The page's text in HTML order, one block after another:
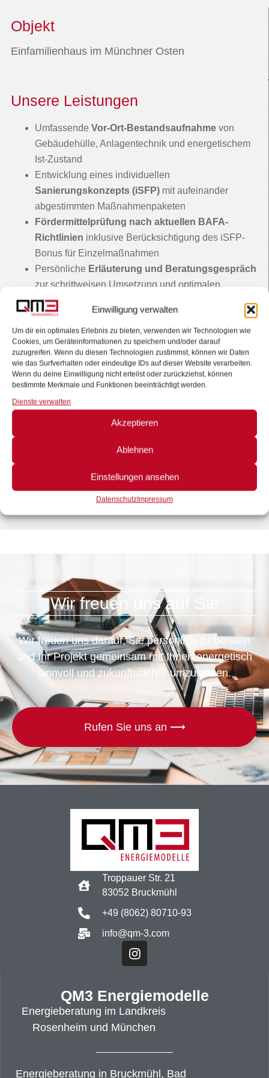
Einwilligung verwalten
Um dir ein optimales Erlebnis zu bieten, verwenden wir Technologien wie
Cookies, um Geräteinformationen zu speichern und/oder darauf
zuzugreifen. Wenn du diesen Technologien zustimmst, können wir Daten
wie das Surfverhalten oder eindeutige IDs auf dieser Website verarbeiten.
Wenn du deine Einwilligung nicht erteilst oder zurückziehst, können
bestimmte Merkmale und Funktionen beeinträchtigt werden.
Dienste verwalten
Akzeptieren
Ablehnen
Einstellungen ansehen
DatenschutzImpressum
Objekt
Einfamilienhaus im Münchner Osten
Unsere Leistungen
Umfassende Vor-Ort-Bestandsaufnahme von
Gebäudehülle, Anlagentechnik und energetischem
Ist-Zustand
Entwicklung eines individuellen
Sanierungskonzepts (iSFP) mit aufeinander
abgestimmten Maßnahmenpaketen
Fördermittelprüfung nach aktuellen BAFA-
Richtlinien inklusive Berücksichtigung des iSFP-
Bonus für Einzelmaßnahmen
Persönliche Erläuterung und Beratungsgespräch
zur schrittweisen Umsetzung und optimalen
Förderstrategie
Referenzbilder
Wir freuen uns auf Sie
Wir freuen uns darauf, Sie persönlich zu beraten
und Ihr Projekt gemeinsam mit Ihnen energetisch
sinnvoll und zukunftssicher umzusetzen.
Rufen Sie uns an ⟶
Troppauer Str. 21
83052 Bruckmühl
+49 (8062) 80710-93
info@qm-3.com
QM3 Energiemodelle
Energieberatung im Landkreis
Rosenheim und München
Energieberatung in Bruckmühl, Bad